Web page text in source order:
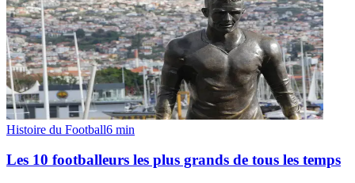
Histoire du Football6 min
Les 10 footballeurs les plus grands de tous les temps